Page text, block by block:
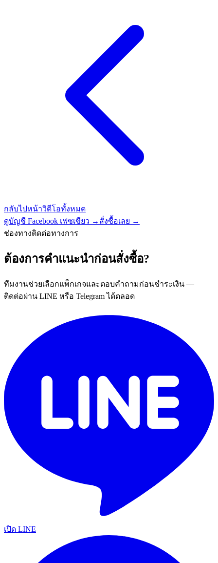
กลับไปหน้าวิดีโอทั้งหมด
ดูบัญชี Facebook เฟซเขียว → สั่งซื้อเลย →
ช่องทางติดต่อทางการ
ต้องการคำแนะนำก่อนสั่งซื้อ?
ทีมงานช่วยเลือกแพ็กเกจและตอบคำถามก่อนชำระเงิน —
ติดต่อผ่าน LINE หรือ Telegram ได้ตลอด
เปิด LINE